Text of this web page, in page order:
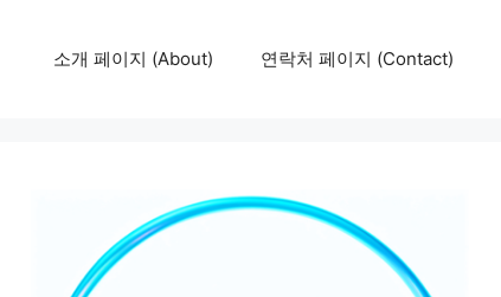
소개 페이지 (About) 연락처 페이지 (Contact)